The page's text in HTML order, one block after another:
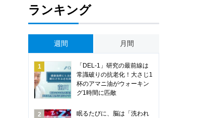
ランキング
週間 月間
「DEL-1」研究の最前線は
常識破りの抗老化！大さじ1
杯のアマニ油がウォーキン
グ1時間に匹敵
眠るたびに、脳は「洗われ